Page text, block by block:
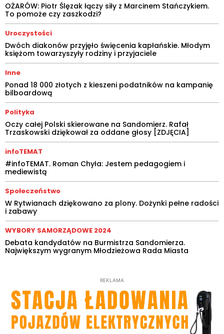
OŻARÓW: Piotr Ślęzak łączy siły z Marcinem Stańczykiem.
To pomoże czy zaszkodzi?
Uroczystości
Dwóch diakonów przyjęło święcenia kapłańskie. Młodym
księżom towarzyszyły rodziny i przyjaciele
Inne
Ponad 18 000 złotych z kieszeni podatników na kampanię
bilboardową
Polityka
Oczy całej Polski skierowane na Sandomierz. Rafał
Trzaskowski dziękował za oddane głosy [ZDJĘCIA]
infoTEMAT
#infoTEMAT. Roman Chyła: Jestem pedagogiem i
mediewistą
Społeczeństwo
W Rytwianach dziękowano za plony. Dożynki pełne radości
i zabawy
WYBORY SAMORZĄDOWE 2024
Debata kandydatów na Burmistrza Sandomierza.
Największym wygranym Młodzieżowa Rada Miasta
REKLAMA